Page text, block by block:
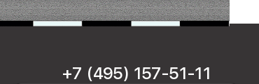
+7 (495) 157-51-11